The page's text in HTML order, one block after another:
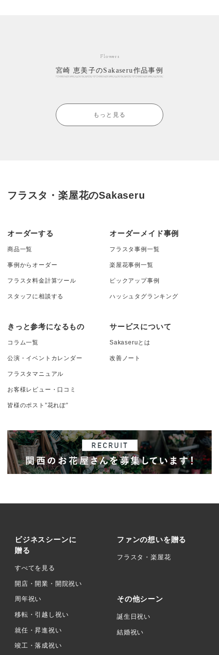
Flowers
宮崎 恵美子のSakaseru作品事例
もっと見る
フラスタ・楽屋花のSakaseru
オーダーする
商品一覧
事例からオーダー
フラスタ料金計算ツール
スタッフに相談する
オーダーメイド事例
フラスタ事例一覧
楽屋花事例一覧
ピックアップ事例
ハッシュタグランキング
きっと参考になるもの
コラム一覧
公演・イベントカレンダー
フラスタマニュアル
お客様レビュー・口コミ
皆様のポスト”花れぽ”
サービスについて
Sakaseruとは
改善ノート
ビジネスシーンに
贈る
すべてを見る
開店・開業・開院祝い
周年祝い
移転・引越し祝い
就任・昇進祝い
竣工・落成祝い
ファンの想いを贈る
フラスタ・楽屋花
その他シーン
誕生日祝い
結婚祝い